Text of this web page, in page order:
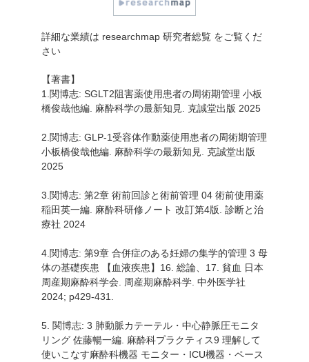
詳細な業績は researchmap 研究者総覧 をご覧くだ
さい
【著書】
1.関博志: SGLT2阻害薬使用患者の周術期管理 小板
橋俊哉他編. 麻酔科学の最新知見. 克誠堂出版 2025
2.関博志: GLP-1受容体作動薬使用患者の周術期管理
小板橋俊哉他編. 麻酔科学の最新知見. 克誠堂出版
2025
3.関博志: 第2章 術前回診と術前管理 04 術前使用薬
稲田英一編. 麻酔科研修ノート 改訂第4版. 診断と治
療社 2024
4.関博志: 第9章 合併症のある妊婦の集学的管理 3 母
体の基礎疾患 【血液疾患】16. 総論、17. 貧血 日本
周産期麻酔科学会. 周産期麻酔科学. 中外医学社
2024; p429-431.
5. 関博志: 3 肺動脈カテーテル・中心静脈圧モニタ
リング 佐藤暢一編. 麻酔科プラクティス9 理解して
使いこなす麻酔科機器 モニター・ICU機器・ペース